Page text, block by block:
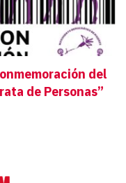
del
de Personas”